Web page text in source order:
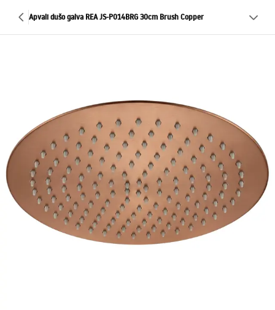
Apvali dušo galva REA JS-P014BRG 30cm Brush Copper